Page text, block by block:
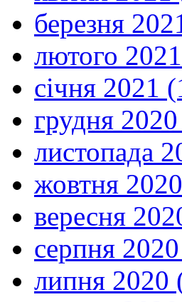
березня
лютого
січня 2021
грудня
листопада
жовтня
вересня
серпня
липня 2020